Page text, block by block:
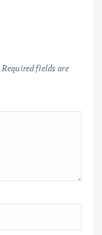
Required fields are